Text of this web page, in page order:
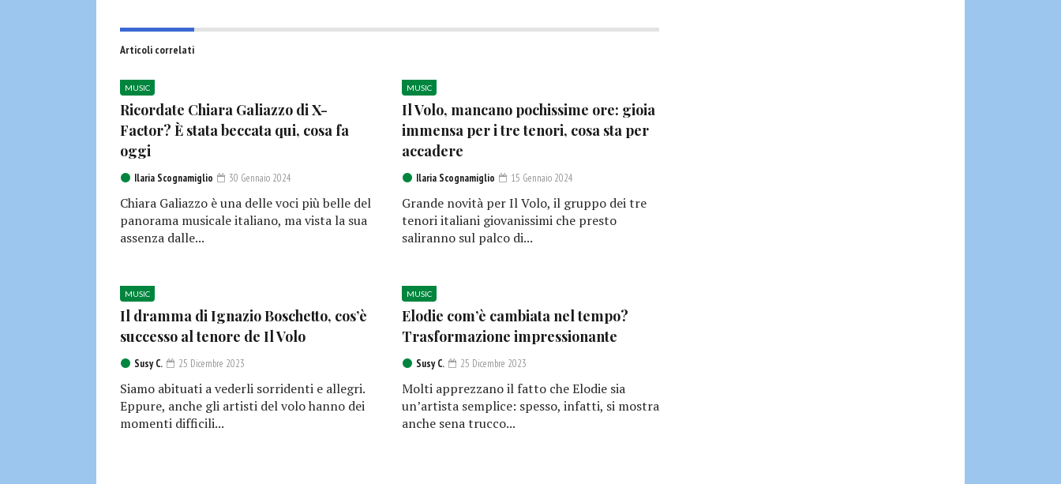
Articoli correlati
MUSIC
Ricordate Chiara Galiazzo di X-
Factor? È stata beccata qui, cosa fa
oggi
Ilaria Scognamiglio 30 Gennaio 2024
Chiara Galiazzo è una delle voci più belle del
panorama musicale italiano, ma vista la sua
assenza dalle...
MUSIC
Il Volo, mancano pochissime ore: gioia
immensa per i tre tenori, cosa sta per
accadere
Ilaria Scognamiglio 15 Gennaio 2024
Grande novità per Il Volo, il gruppo dei tre
tenori italiani giovanissimi che presto
saliranno sul palco di...
MUSIC
Il dramma di Ignazio Boschetto, cos’è
successo al tenore de Il Volo
Susy C. 25 Dicembre 2023
Siamo abituati a vederli sorridenti e allegri.
Eppure, anche gli artisti del volo hanno dei
momenti difficili...
MUSIC
Elodie com’è cambiata nel tempo?
Trasformazione impressionante
Susy C. 25 Dicembre 2023
Molti apprezzano il fatto che Elodie sia
un’artista semplice: spesso, infatti, si mostra
anche sena trucco...